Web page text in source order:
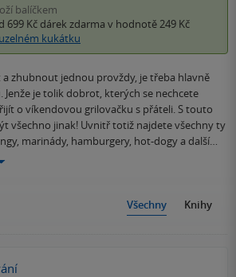
balíčkem
699 Kč dárek zdarma v hodnotě 249 Kč
kukátku
zhubnout jednou provždy, je třeba hlavně
je tolik dobrot, kterých se nechcete
o víkendovou grilovačku s přáteli. S touto
všechno jinak! Uvnitř totiž najdete všechny ty
marinády, hamburgery, hot-dogy a další…
Všechny Knihy